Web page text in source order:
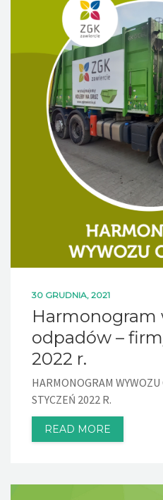
30 GRUDNIA, 2021
Harmonogram
odpadów –
2022 r.
HARMONOGRAM
STYCZEŃ 2022 R.
READ MORE